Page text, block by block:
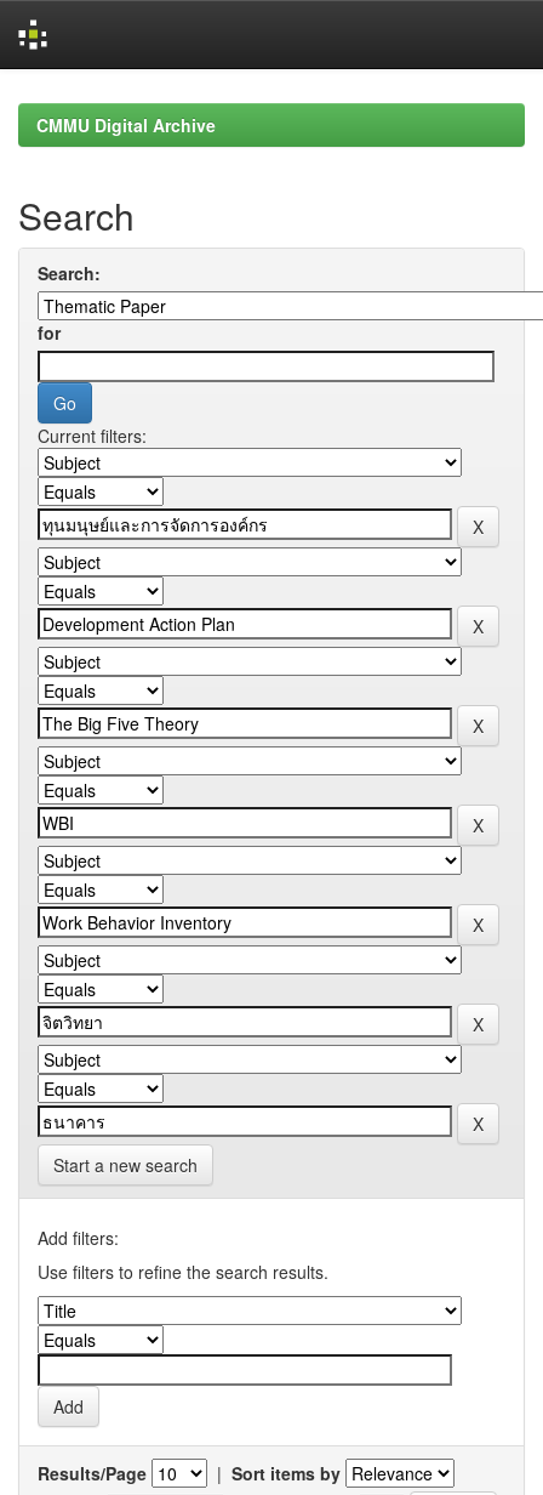
navigationCMMU Digital Archive
Search
Search:
for
Current filters:
Start a new search
Add filters:
Use filters to refine the search results.
Results/Page | Sort items by